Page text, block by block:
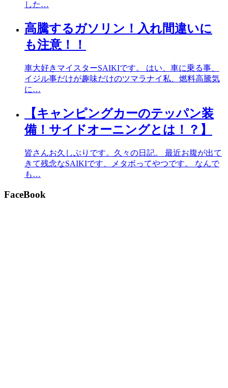
した…
高騰するガソリン！入れ間違いに
も注意！！
車大好きマイスターSAIKIです。 はい、車に乗る事、
イジル事だけが趣味だけのツマラナイ私、燃料高騰気
に…
【キャンピングカーのテッパン装
備！サイドオーニングとは！？】
皆さんお久しぶりです。久々の日記。 最近お腹が出て
きて残念なSAIKIです、メタボってやつです。 なんで
も…
FaceBook